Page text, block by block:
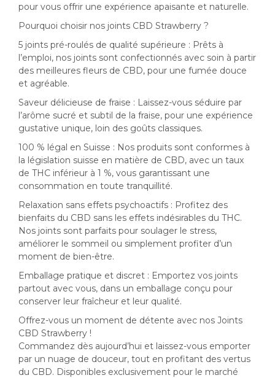
pour vous offrir une expérience apaisante et naturelle.
Pourquoi choisir nos joints CBD Strawberry ?
5 joints pré-roulés de qualité supérieure : Prêts à
l’emploi, nos joints sont confectionnés avec soin à partir
des meilleures fleurs de CBD, pour une fumée douce
et agréable.
Saveur délicieuse de fraise : Laissez-vous séduire par
l’arôme sucré et subtil de la fraise, pour une expérience
gustative unique, loin des goûts classiques.
100 % légal en Suisse : Nos produits sont conformes à
la législation suisse en matière de CBD, avec un taux
de THC inférieur à 1 %, vous garantissant une
consommation en toute tranquillité.
Relaxation sans effets psychoactifs : Profitez des
bienfaits du CBD sans les effets indésirables du THC.
Nos joints sont parfaits pour soulager le stress,
améliorer le sommeil ou simplement profiter d’un
moment de bien-être.
Emballage pratique et discret : Emportez vos joints
partout avec vous, dans un emballage conçu pour
conserver leur fraîcheur et leur qualité.
Offrez-vous un moment de détente avec nos Joints
CBD Strawberry !
Commandez dès aujourd’hui et laissez-vous emporter
par un nuage de douceur, tout en profitant des vertus
du CBD. Disponibles exclusivement pour le marché